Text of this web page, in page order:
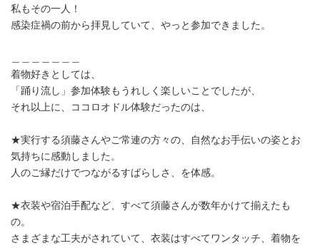
私もその一人！
感染症禍の前から拝見していて、やっと参加できました。
着物好きとしては、
「踊り流し」参加体験もうれしく楽しいことでしたが、
それ以上に、ココロオドル体験だったのは、ㅤ
★実行する須藤さんやご常連の方々の、自然なお手伝いの姿とお
気持ちに感動しました。
人のご縁だけでつながるすばらしさ、を体感。
★衣装や宿泊手配など、すべて須藤さんが数年かけて揃えたも
の。
さまざまな工夫がされていて、衣装はすべてワンタッチ、着物を